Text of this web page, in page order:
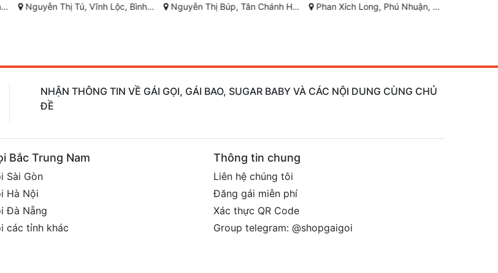
Nguyễn Thị Tú, Vĩnh Lộc, Bình Chánh Nguyễn Thị Búp, Tân Chánh Hiệp, Quận 12, Thành phố Hồ Chí Minh Phan Xích Long, Phú Nhuận, Thành phố Hồ Chí Minh
NHẬN THÔNG TIN VỀ GÁI GỌI, GÁI BAO, SUGAR BABY VÀ CÁC NỘI DUNG CÙNG CHỦ
ĐỀ
Bắc Trung Nam
Sài Gòn
Hà Nội
Đà Nẵng
các tỉnh khác
Thông tin chung
Liên hệ chúng tôi
Đăng gái miễn phí
Xác thực QR Code
Group telegram: @shopgaigoi